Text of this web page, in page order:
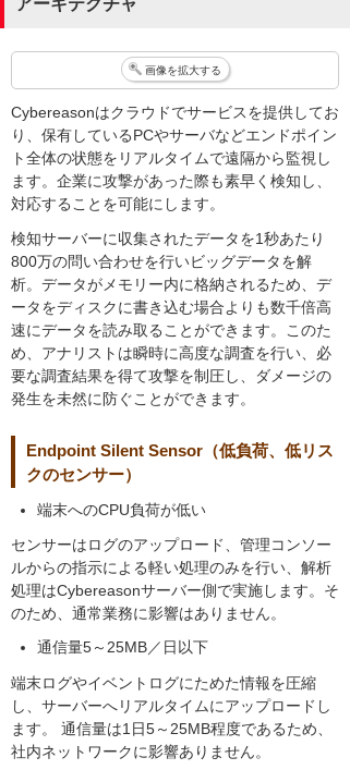
アーキテクチャ
画像を拡大する
Cybereasonはクラウドでサービスを提供してお
り、保有しているPCやサーバなどエンドポイン
ト全体の状態をリアルタイムで遠隔から監視し
ます。企業に攻撃があった際も素早く検知し、
対応することを可能にします。
検知サーバーに収集されたデータを1秒あたり
800万の問い合わせを行いビッグデータを解
析。データがメモリー内に格納されるため、デ
ータをディスクに書き込む場合よりも数千倍高
速にデータを読み取ることができます。このた
め、アナリストは瞬時に高度な調査を行い、必
要な調査結果を得て攻撃を制圧し、ダメージの
発生を未然に防ぐことができます。
Endpoint Silent Sensor（低負荷、低リス
クのセンサー）
端末へのCPU負荷が低い
センサーはログのアップロード、管理コンソー
ルからの指示による軽い処理のみを行い、解析
処理はCybereasonサーバー側で実施します。そ
のため、通常業務に影響はありません。
通信量5～25MB／日以下
端末ログやイベントログにためた情報を圧縮
し、サーバーへリアルタイムにアップロードし
ます。 通信量は1日5～25MB程度であるため、
社内ネットワークに影響ありません。